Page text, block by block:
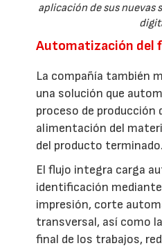
aplicación de sus nuevas
Automatización del
La compañía también
una solución que
proceso de producción
alimentación del
del producto terminado.
El flujo integra carga
identificación
impresión, corte
transversal, así como
final de los trabajos,